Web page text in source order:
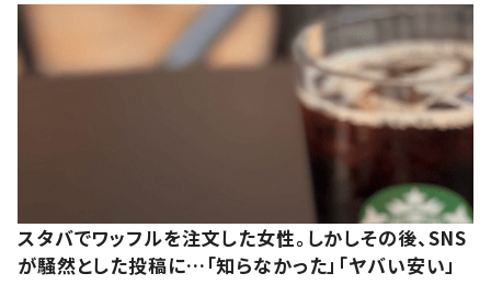
スタバでワッフルを注文した女性。しかしその後、SNS
が騒然とした投稿に…「知らなかった」「ヤバい安い」